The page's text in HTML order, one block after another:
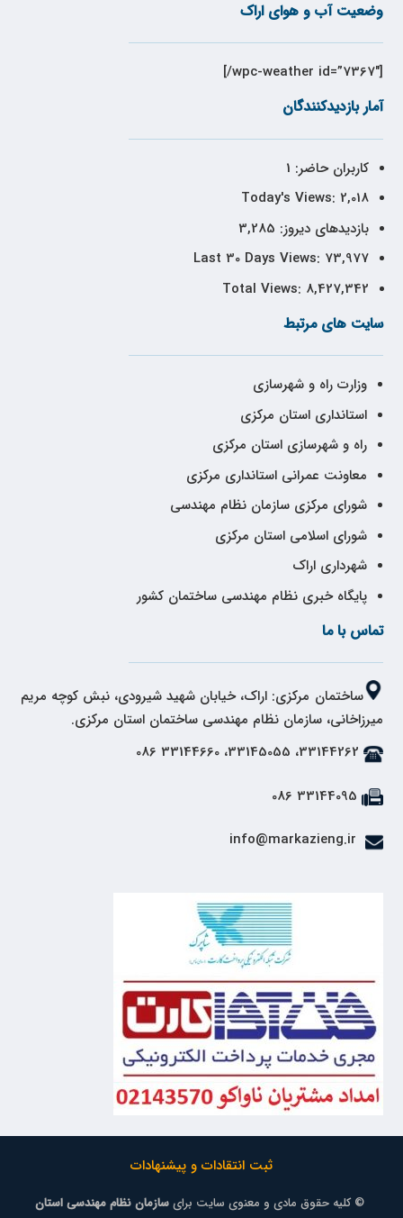
وضعیت آب و هوای اراک
[wpc-weather id=”7367″/]
آمار بازدیدکنندگان
کاربران حاضر: 1
Today's Views: 2,018
بازدیدهای دیروز: 3,285
Last 30 Days Views: 73,977
Total Views: 8,427,342
سایت های مرتبط
وزارت راه و شهرسازی
استانداری استان مرکزی
راه و شهرسازی استان مرکزی
معاونت عمرانی استانداری مرکزی
شورای مرکزی سازمان نظام مهندسی
شورای اسلامی استان مرکزی
شهرداری اراک
پایگاه خبری نظام مهندسی ساختمان کشور
تماس با ما
ساختمان مرکزی: اراک، خیابان شهید شیرودی، نبش کوچه مریم
میرزاخانی، سازمان نظام مهندسی ساختمان استان مرکزی.
33144262، 33145055، 33144660 086
33144095 086
ثبت انتقادات و پیشنهادات
© کلیه حقوق مادی و معنوی سایت برایسازمان نظام مهندسی استان